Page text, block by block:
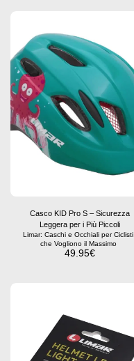
Casco KID Pro S – Sicurezza
Leggera per i Più Piccoli
Limar: Caschi e Occhiali per Ciclisti
che Vogliono il Massimo
49.95€